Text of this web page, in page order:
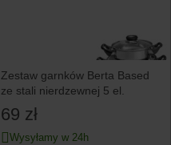
Zestaw garnków Berta Based
ze stali nierdzewnej 5 el.
69 zł
Wysyłamy w 24h